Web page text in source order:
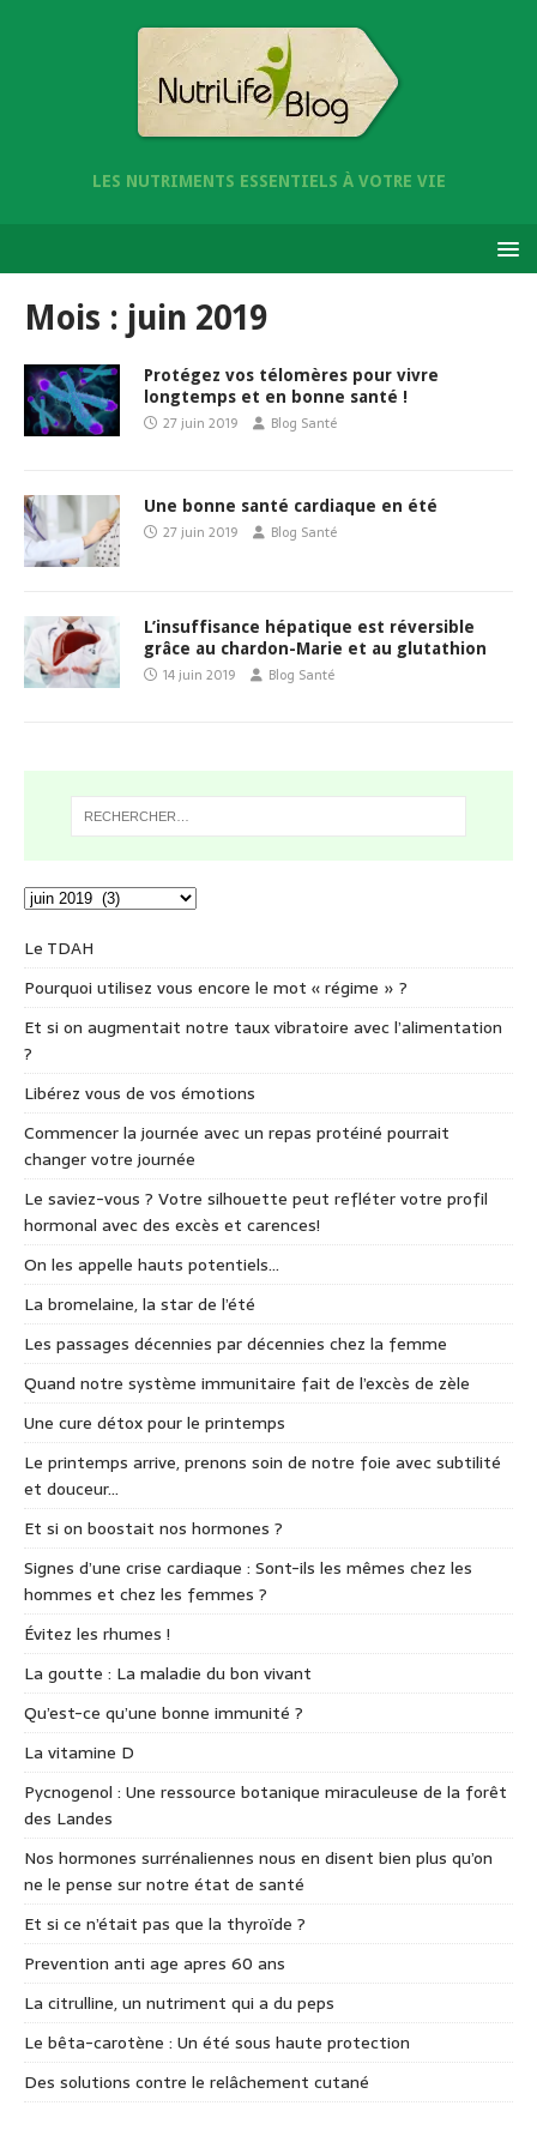
LES NUTRIMENTS ESSENTIELS À VOTRE VIE
Mois : juin 2019
Protégez vos télomères pour vivre
longtemps et en bonne santé !
27 juin 2019 Blog Santé
Une bonne santé cardiaque en été
27 juin 2019 Blog Santé
L’insuffisance hépatique est réversible
grâce au chardon-Marie et au glutathion
14 juin 2019 Blog Santé
Le TDAH
Pourquoi utilisez vous encore le mot « régime » ?
Et si on augmentait notre taux vibratoire avec l’alimentation
?
Libérez vous de vos émotions
Commencer la journée avec un repas protéiné pourrait
changer votre journée
Le saviez-vous ? Votre silhouette peut refléter votre profil
hormonal avec des excès et carences!
On les appelle hauts potentiels…
La bromelaine, la star de l’été
Les passages décennies par décennies chez la femme
Quand notre système immunitaire fait de l’excès de zèle
Une cure détox pour le printemps
Le printemps arrive, prenons soin de notre foie avec subtilité
et douceur…
Et si on boostait nos hormones ?
Signes d’une crise cardiaque : Sont-ils les mêmes chez les
hommes et chez les femmes ?
Évitez les rhumes !
La goutte : La maladie du bon vivant
Qu’est-ce qu’une bonne immunité ?
La vitamine D
Pycnogenol : Une ressource botanique miraculeuse de la forêt
des Landes
Nos hormones surrénaliennes nous en disent bien plus qu’on
ne le pense sur notre état de santé
Et si ce n’était pas que la thyroïde ?
Prevention anti age apres 60 ans
La citrulline, un nutriment qui a du peps
Le bêta-carotène : Un été sous haute protection
Des solutions contre le relâchement cutané